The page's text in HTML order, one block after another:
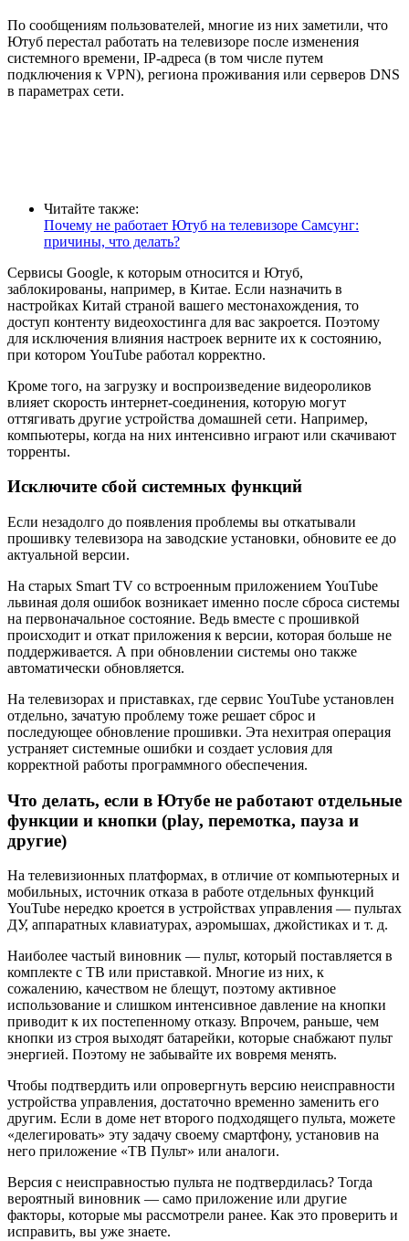
По сообщениям пользователей, многие из них заметили, что
Ютуб перестал работать на телевизоре после изменения
системного времени, IP-адреса (в том числе путем
подключения к VPN), региона проживания или серверов DNS
в параметрах сети.
Читайте также:
Почему не работает Ютуб на телевизоре Самсунг:
причины, что делать?
Сервисы Google, к которым относится и Ютуб,
заблокированы, например, в Китае. Если назначить в
настройках Китай страной вашего местонахождения, то
доступ контенту видеохостинга для вас закроется. Поэтому
для исключения влияния настроек верните их к состоянию,
при котором YouTube работал корректно.
Кроме того, на загрузку и воспроизведение видеороликов
влияет скорость интернет-соединения, которую могут
оттягивать другие устройства домашней сети. Например,
компьютеры, когда на них интенсивно играют или скачивают
торренты.
Исключите сбой системных функций
Если незадолго до появления проблемы вы откатывали
прошивку телевизора на заводские установки, обновите ее до
актуальной версии.
На старых Smart TV со встроенным приложением YouTube
львиная доля ошибок возникает именно после сброса системы
на первоначальное состояние. Ведь вместе с прошивкой
происходит и откат приложения к версии, которая больше не
поддерживается. А при обновлении системы оно также
автоматически обновляется.
На телевизорах и приставках, где сервис YouTube установлен
отдельно, зачатую проблему тоже решает сброс и
последующее обновление прошивки. Эта нехитрая операция
устраняет системные ошибки и создает условия для
корректной работы программного обеспечения.
Что делать, если в Ютубе не работают отдельные
функции и кнопки (play, перемотка, пауза и
другие)
На телевизионных платформах, в отличие от компьютерных и
мобильных, источник отказа в работе отдельных функций
YouTube нередко кроется в устройствах управления — пультах
ДУ, аппаратных клавиатурах, аэромышах, джойстиках и т. д.
Наиболее частый виновник — пульт, который поставляется в
комплекте с ТВ или приставкой. Многие из них, к
сожалению, качеством не блещут, поэтому активное
использование и слишком интенсивное давление на кнопки
приводит к их постепенному отказу. Впрочем, раньше, чем
кнопки из строя выходят батарейки, которые снабжают пульт
энергией. Поэтому не забывайте их вовремя менять.
Чтобы подтвердить или опровергнуть версию неисправности
устройства управления, достаточно временно заменить его
другим. Если в доме нет второго подходящего пульта, можете
«делегировать» эту задачу своему смартфону, установив на
него приложение «ТВ Пульт» или аналоги.
Версия с неисправностью пульта не подтвердилась? Тогда
вероятный виновник — само приложение или другие
факторы, которые мы рассмотрели ранее. Как это проверить и
исправить, вы уже знаете.